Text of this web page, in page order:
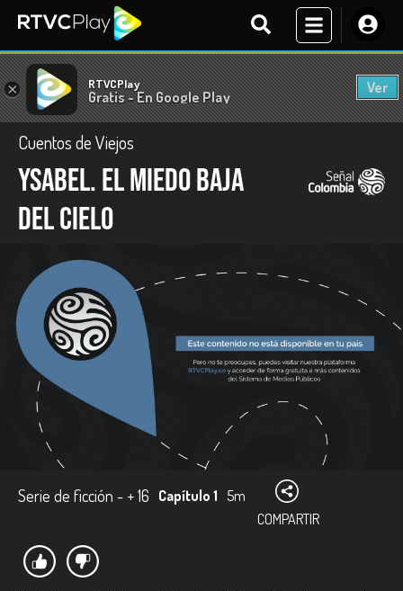
× RTVCPlay
Gratis - En Google Play
Ver
Cuentos de Viejos
Ysabel. El miedo baja
del cielo
Serie de ficción - + 16 Capítulo 1 5m
COMPARTIR